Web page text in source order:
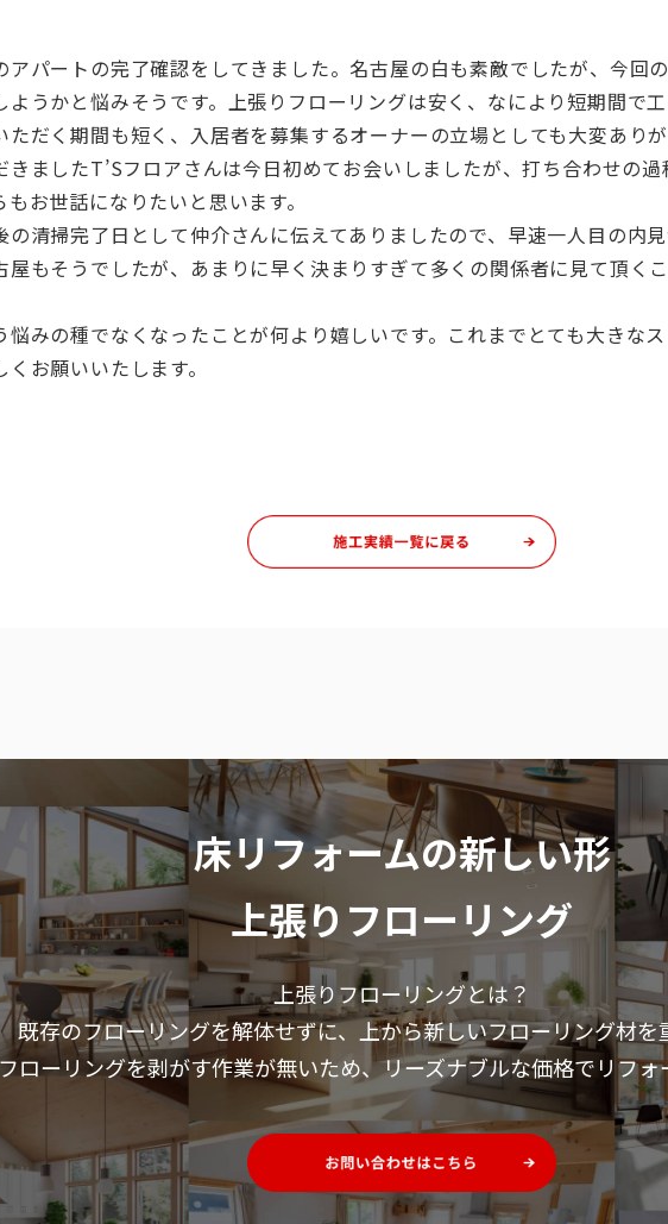
アパートの完了確認をしてきました。名古屋の白も素敵でしたが、今回
ようかと悩みそうです。上張りフローリングは安く、なにより短期間で
ただく期間も短く、入居者を募集するオーナーの立場としても大変あり
きましたT’Sフロアさんは今日初めてお会いしましたが、打ち合わせの
もお世話になりたいと思います。
の清掃完了日として仲介さんに伝えてありましたので、早速一人目の内
屋もそうでしたが、あまりに早く決まりすぎて多くの関係者に見て頂く
悩みの種でなくなったことが何より嬉しいです。これまでとても大きな
お願いいたします。
床リフォームの新しい形
上張りフローリング
上張りフローリングとは？
既存のフローリングを解体せずに、上から新しいフローリング材を
フローリングを剥がす作業が無いため、リーズナブルな価格でリフォ